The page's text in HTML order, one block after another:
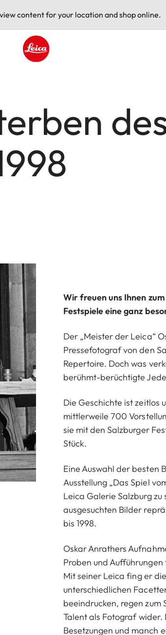
content for your location and shop online.
Wir freuen uns Ihnen
Festspiele eine ganz
Der „Meister der Leica“
Pressefotograf von den
Repertoire. Doch was
berühmt-berüchtigte
Die Geschichte ist zeitlos
mittlerweile 700
sie mit den Salzburger
Stück.
Eine Auswahl der besten
Ausstellung „Das Spiel
Leica Galerie Salzburg
ausgesuchten Bilder
bis 1998.
Oskar Anrathers
Proben und
Mit seiner Leica fing er
unterschiedlichen
beeindrucken, regen zum
Talent als Fotograf
Besetzungen und manch